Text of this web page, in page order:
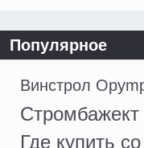
Популярное
Винстрол
Где купить